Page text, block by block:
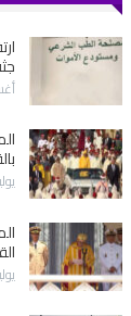
يوليو
يوليو